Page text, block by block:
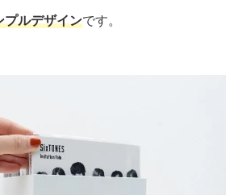
プルデザインです。